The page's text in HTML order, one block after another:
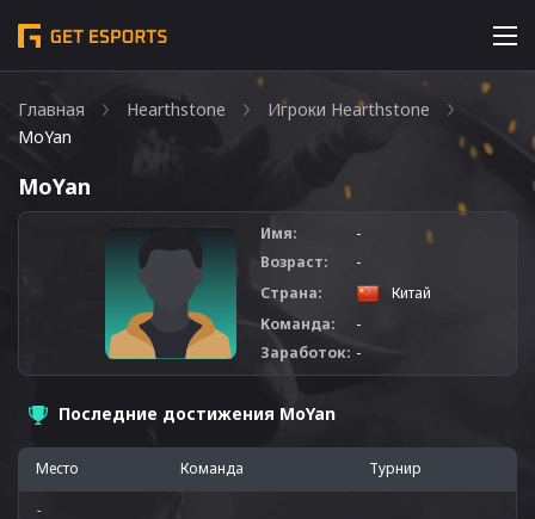
Главная Hearthstone
Игроки Hearthstone
MoYan
MoYan
Имя:
-
Возраст:
-
Страна:
Китай
Команда:
-
Заработок: -
Последние достижения MoYan
Место Команда Турнир
-